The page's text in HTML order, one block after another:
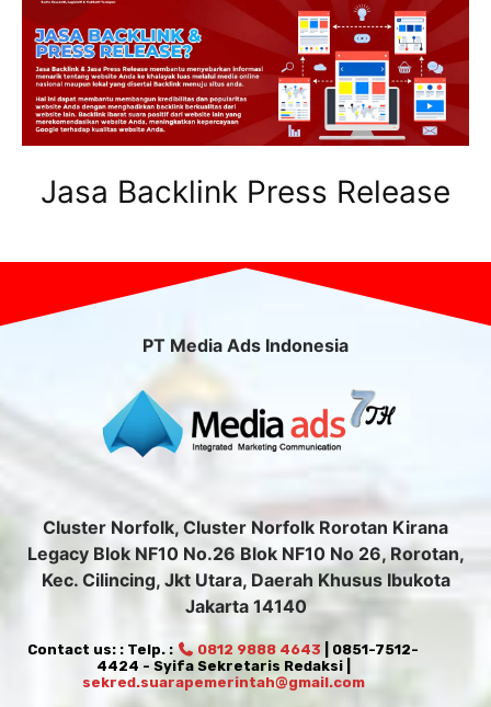
Jasa Backlink Press Release
PT Media Ads Indonesia
Cluster Norfolk, Cluster Norfolk Rorotan Kirana
Legacy Blok NF10 No.26 Blok NF10 No 26, Rorotan,
Kec. Cilincing, Jkt Utara, Daerah Khusus Ibukota
Jakarta 14140
Contact us: : Telp. : 0812 9888 4643 | 0851-7512-
4424 - Syifa Sekretaris Redaksi |
sekred.suarapemerintah@gmail.com